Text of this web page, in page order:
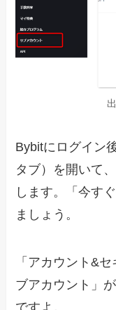
Bybitにログイン
タブ）を開いて
します。「今す
ましょう。
「アカウント&
ブアカウント」
ですよ。